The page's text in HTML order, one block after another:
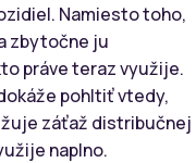
Namiesto toho,
zbytočne ju
práve teraz využije.
pohltiť vtedy,
záťaž distribučnej
naplno.